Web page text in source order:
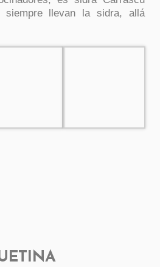
siempre llevan la sidra, allá